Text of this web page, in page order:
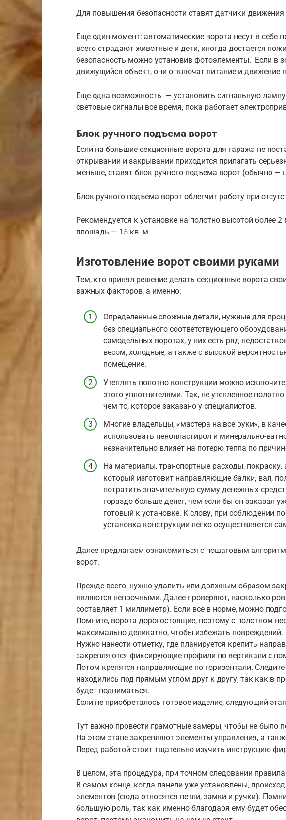
Для повышения безопасности ставят датчики движения
Еще один момент: автоматические ворота несут в себе
всего страдают животные и дети, иногда достается
безопасность можно установив фотоэлементы. Если в
движущийся объект, они отключат питание и движение
Еще одна возможность — установить сигнальную
световые сигналы все время, пока работает
Блок ручного подъема ворот
Если на большие секционные ворота для гаража не
открывании и закрывании приходится прилагать
меньше, ставят блок ручного подъема ворот (обычно —
Блок ручного подъема ворот облегчит работу при
Рекомендуется к установке на полотно высотой более
площадь — 15 кв. м.
Изготовление ворот своими руками
Тем, кто принял решение делать секционные ворота
важных факторов, а именно:
Определенные сложные детали, нужные для
без специального соответствующего
самодельных воротах, у них есть ряд
весом, холодные, а также с высокой
помещение.
Утеплять полотно конструкции можно
этого уплотнителями. Так, не утепленное
чем то, которое заказано у специалистов.
Многие владельцы, «мастера на все руки», в
использовать пенопластирол и минерально-
незначительно влияет на потерю тепла по
На материалы, транспортные расходы, покраску,
который изготовит направляющие балки, вал,
потратить значительную сумму денежных
гораздо больше денег, чем если бы он заказал
готовый к установке. К слову, при соблюдении
установка конструкции легко осуществляется
Далее предлагаем ознакомиться с пошаговым
ворот.
Прежде всего, нужно удалить или должным образом
являются непрочными. Далее проверяют, насколько
составляет 1 миллиметр). Если все в норме, можно
Помните, ворота дорогостоящие, поэтому с полотном
максимально деликатно, чтобы избежать повреждений.
Нужно нанести отметку, где планируется крепить
закрепляются фиксирующие профили по вертикали с
Потом крепятся направляющие по горизонтали.
находились под прямым углом друг к другу, так как в
будет подниматься.
Если не приобреталось готовое изделие, следующий
Тут важно провести грамотные замеры, чтобы не было
На этом этапе закрепляют элементы управления, а
Перед работой стоит тщательно изучить инструкцию
В целом, эта процедура, при точном следовании
В самом конце, когда панели уже установлены,
элементов (сюда относятся петли, замки и ручки).
большую роль, так как именно благодаря ему будет